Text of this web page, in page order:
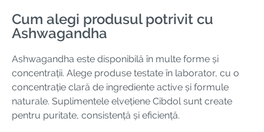
Cum alegi produsul potrivit cu
Ashwagandha
Ashwagandha este disponibilă în multe forme și
concentrații. Alege produse testate în laborator, cu o
concentrație clară de ingrediente active și formule
naturale. Suplimentele elvețiene Cibdol sunt create
pentru puritate, consistență și eficiență.